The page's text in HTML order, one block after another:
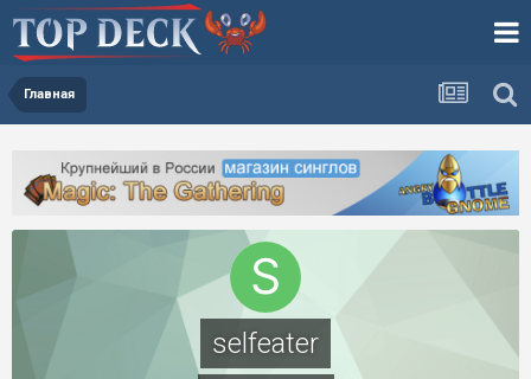
Главная
selfeater